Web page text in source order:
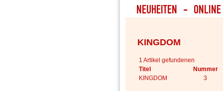
KINGDOM
1 Artikel gefundenen
Titel
Nummer
KINGDOM
3